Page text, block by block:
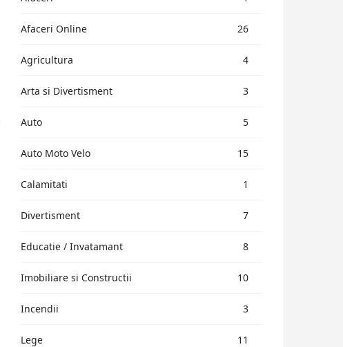
Afaceri Online 26
Agricultura 4
Arta si Divertisment 3
Auto 5
Auto Moto Velo 15
Calamitati 1
Divertisment 7
Educatie / Invatamant 8
Imobiliare si Constructii 10
Incendii 3
Lege 11